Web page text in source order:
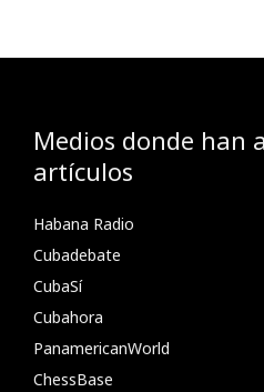
Medios donde han
artículos
Habana Radio
Cubadebate
CubaSí
Cubahora
PanamericanWorld
ChessBase